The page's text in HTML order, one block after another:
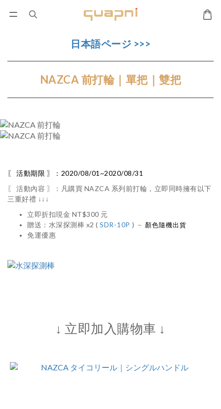
日本語ページ >>>
NAZCA 前打輪｜單把｜雙把
〖 活動期限 〗：2020/08/01~2020/08/31
〖 活動內容 〗： 凡購買 NAZCA 系列前打輪，立即同時擁有以下
三重好禮 ↓↓↓
立即折扣現金 NT$300 元
贈送：水深探測棒 x2 ( SDR-10P ) － 顏色隨機出貨
免運優惠
↓ 立即加入購物車 ↓